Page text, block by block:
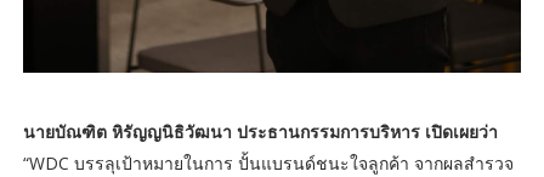
นายบัณฑิต หิรัญญนิธิวัฒนา ประธานกรรมการบริหาร เปิดเผยว่า
“WDC บรรลุเป้าหมายในการ ปั้นแบรนด์ชนะใจลูกค้า จากผลสำรวจ